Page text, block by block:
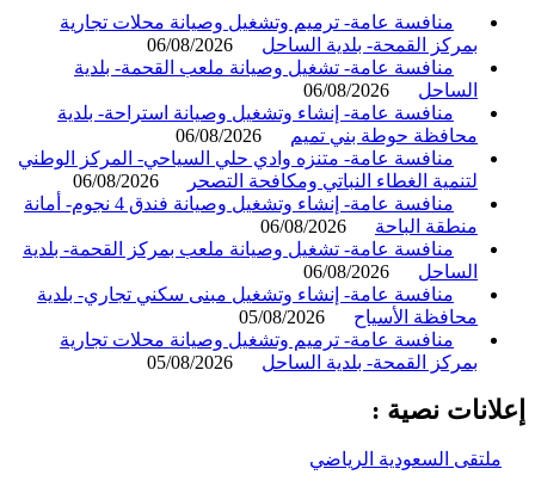
منافسة عامة- ترميم وتشغيل وصيانة محلات تجارية
بمركز القمحة- بلدية الساحل
06/08/2026
منافسة عامة- تشغيل وصيانة ملعب القحمة- بلدية
الساحل
06/08/2026
منافسة عامة- إنشاء وتشغيل وصيانة استراحة- بلدية
محافظة حوطة بني تميم
06/08/2026
منافسة عامة- متنزه وادي حلي السياحي- المركز الوطني
لتنمية الغطاء النباتي ومكافحة التصحر
06/08/2026
منافسة عامة- إنشاء وتشغيل وصيانة فندق 4 نجوم- أمانة
منطقة الباحة
06/08/2026
منافسة عامة- تشغيل وصيانة ملعب بمركز القحمة- بلدية
الساحل
06/08/2026
منافسة عامة- إنشاء وتشغيل مبنى سكني تجاري- بلدية
محافظة الأسياح
05/08/2026
منافسة عامة- ترميم وتشغيل وصيانة محلات تجارية
بمركز القمحة- بلدية الساحل
05/08/2026
نصية :
السعودية الرياضي